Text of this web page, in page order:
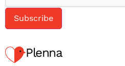
Plenna